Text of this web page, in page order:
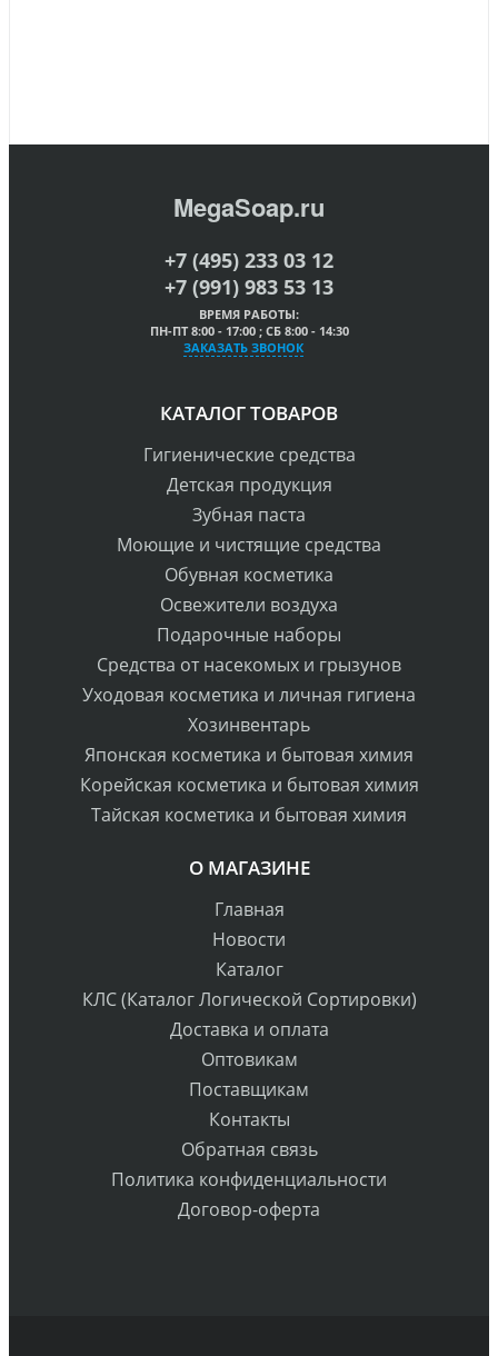
MegaSoap.ru
+7 (495) 233 03 12
+7 (991) 983 53 13
ВРЕМЯ РАБОТЫ:
ПН-ПТ 8:00 - 17:00 ; СБ 8:00 - 14:30
ЗАКАЗАТЬ ЗВОНОК
КАТАЛОГ ТОВАРОВ
Гигиенические средства
Детская продукция
Зубная паста
Моющие и чистящие средства
Обувная косметика
Освежители воздуха
Подарочные наборы
Средства от насекомых и грызунов
Уходовая косметика и личная гигиена
Хозинвентарь
Японская косметика и бытовая химия
Корейская косметика и бытовая химия
Тайская косметика и бытовая химия
О МАГАЗИНЕ
Главная
Новости
Каталог
КЛС (Каталог Логической Сортировки)
Доставка и оплата
Оптовикам
Поставщикам
Контакты
Обратная связь
Политика конфиденциальности
Договор-оферта